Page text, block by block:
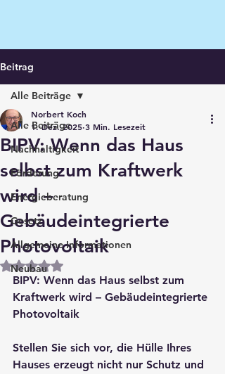
Beitrag
Alle Beiträge
Nachhaltigkeit
Förderung
Energieberatung
Gesetz
Allgemeine Informationen
Neubau
Alle Beiträge
BIPV: Wenn das Haus
selbst zum Kraftwerk
wird –
Gebäudeintegrierte
Photovoltaik
Norbert Koch
1. Dez. 2025 3 Min. Lesezeit
Mit NaN von 5 Sternen bewertet.
BIPV: Wenn das Haus selbst zum
Kraftwerk wird – Gebäudeintegrierte
Photovoltaik
Stellen Sie sich vor, die Hülle Ihres
Hauses erzeugt nicht nur Schutz und